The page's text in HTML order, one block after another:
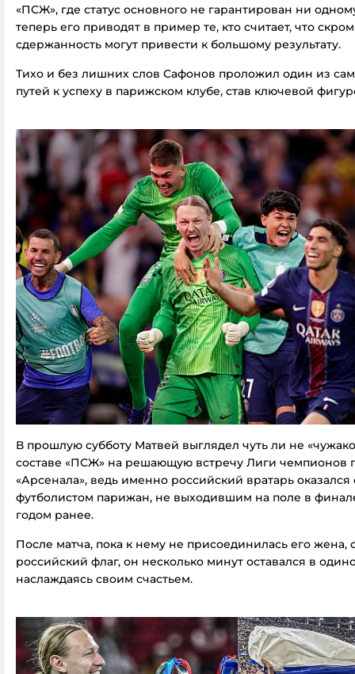
«ПСЖ», где статус основного не гарантирован ни
теперь его приводят в пример те, кто считает, что
сдержанность могут привести к большому результату.
Тихо и без лишних слов Сафонов проложил один из
путей к успеху в парижском клубе, став ключевой
В прошлую субботу Матвей выглядел чуть ли не
составе «ПСЖ» на решающую встречу Лиги чемпионов
«Арсенала», ведь именно российский вратарь
футболистом парижан, не выходившим на поле в
годом ранее.
После матча, пока к нему не присоединилась его жена,
российский флаг, он несколько минут оставался в
наслаждаясь своим счастьем.